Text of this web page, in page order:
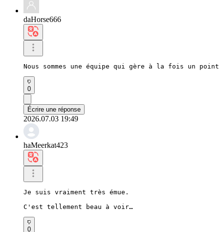
daHorse666
Nous sommes une équipe qui gère à la fois un
0
Écrire une réponse
2026.07.03 19:49
haMeerkat423
Je suis vraiment très émue.
C'est tellement beau à voir…
0